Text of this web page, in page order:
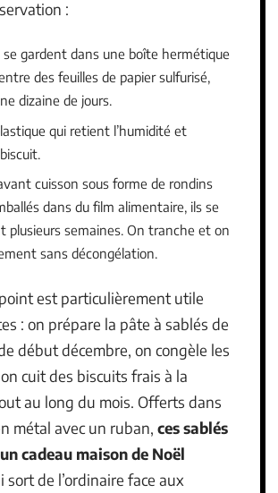
:
se gardent dans une boîte hermétique
des feuilles de papier sulfurisé,
dizaine de jours.
qui retient l’humidité et
cuisson sous forme de rondins
dans du film alimentaire, ils se
plusieurs semaines. On tranche et on
sans décongélation.
est particulièrement utile
: on prépare la pâte à sablés de
début décembre, on congèle les
cuit des biscuits frais à la
au long du mois. Offerts dans
métal avec un ruban, ces sablés
cadeau maison de Noël
sort de l’ordinaire face aux